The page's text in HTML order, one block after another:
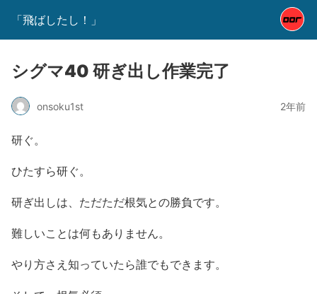
「飛ばしたし！」
シグマ40 研ぎ出し作業完了
onsoku1st 2年前
研ぐ。
ひたすら研ぐ。
研ぎ出しは、ただただ根気との勝負です。
難しいことは何もありません。
やり方さえ知っていたら誰でもできます。